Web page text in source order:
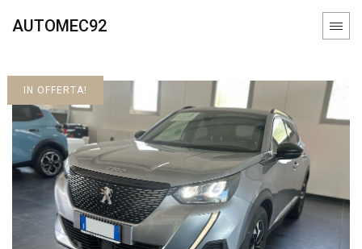
AUTOMEC92
IN OFFERTA!